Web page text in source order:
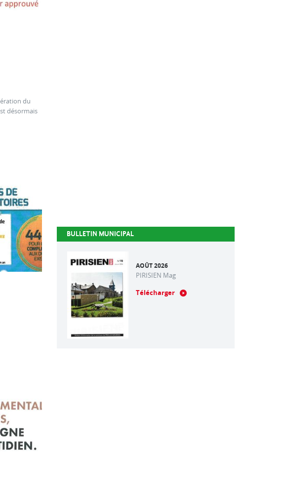
du
désormais
BULLETIN MUNICIPAL
AOÛT 2026
PIRISIEN Mag
Télécharger